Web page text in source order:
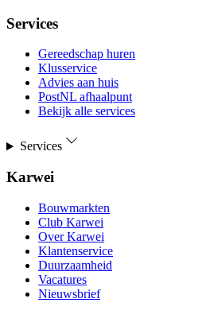
Services
Gereedschap huren
Klusservice
Advies aan huis
PostNL afhaalpunt
Bekijk alle services
Services
Karwei
Bouwmarkten
Club Karwei
Over Karwei
Klantenservice
Duurzaamheid
Vacatures
Nieuwsbrief